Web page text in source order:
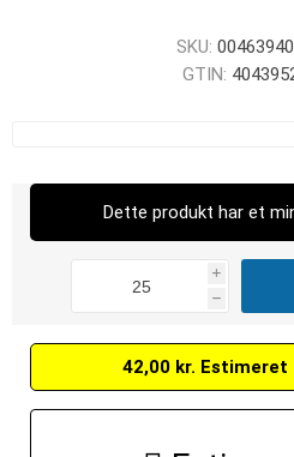
SKU:
GTIN:
Dette produkt har et
i
h
42,00 kr. Estimeret